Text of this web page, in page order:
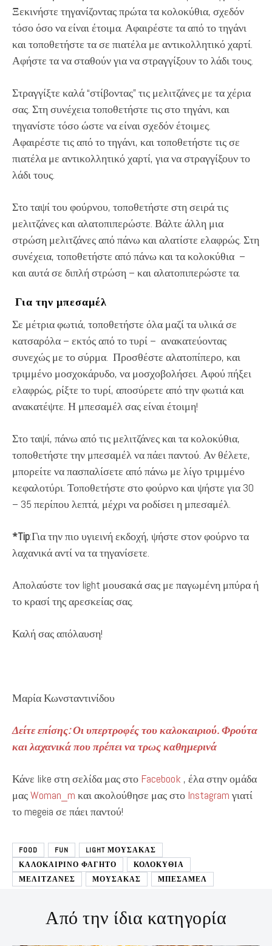
Ξεκινήστε τηγανίζοντας πρώτα τα κολοκύθια, σχεδόν
τόσο όσο να είναι έτοιμα. Αφαιρέστε τα από το τηγάνι
και τοποθετήστε τα σε πιατέλα με αντικολλητικό χαρτί.
Αφήστε τα να σταθούν για να στραγγίξουν το λάδι τους.
Στραγγίξτε καλά “στίβοντας” τις μελιτζάνες με τα χέρια
σας. Στη συνέχεια τοποθετήστε τις στο τηγάνι, και
τηγανίστε τόσο ώστε να είναι σχεδόν έτοιμες.
Αφαιρέστε τις από το τηγάνι, και τοποθετήστε τις σε
πιατέλα με αντικολλητικό χαρτί, για να στραγγίξουν το
λάδι τους.
Στο ταψί του φούρνου, τοποθετήστε στη σειρά τις
μελιτζάνες και αλατοπιπερώστε. Βάλτε άλλη μια
στρώση μελιτζάνες από πάνω και αλατίστε ελαφρώς. Στη
συνέχεια, τοποθετήστε από πάνω και τα κολοκύθια –
και αυτά σε διπλή στρώση – και αλατοπιπερώστε τα.
Για την μπεσαμέλ
Σε μέτρια φωτιά, τοποθετήστε όλα μαζί τα υλικά σε
κατσαρόλα – εκτός από το τυρί – ανακατεύοντας
συνεχώς με το σύρμα. Προσθέστε αλατοπίπερο, και
τριμμένο μοσχοκάρυδο, να μοσχοβολήσει. Αφού πήξει
ελαφρώς, ρίξτε το τυρί, αποσύρετε από την φωτιά και
ανακατέψτε. Η μπεσαμέλ σας είναι έτοιμη!
Στο ταψί, πάνω από τις μελιτζάνες και τα κολοκύθια,
τοποθετήστε την μπεσαμέλ να πάει παντού. Αν θέλετε,
μπορείτε να πασπαλίσετε από πάνω με λίγο τριμμένο
κεφαλοτύρι. Τοποθετήστε στο φούρνο και ψήστε για 30
– 35 περίπου λεπτά, μέχρι να ροδίσει η μπεσαμέλ.
*Tip:Για την πιο υγιεινή εκδοχή, ψήστε στον φούρνο τα
λαχανικά αντί να τα τηγανίσετε.
Απολαύστε τον light μουσακά σας με παγωμένη μπύρα ή
το κρασί της αρεσκείας σας.
Καλή σας απόλαυση!
Μαρία Κωνσταντινίδου
Δείτε επίσης: Οι υπερτροφές του καλοκαιριού. Φρούτα
και λαχανικά που πρέπει να τρως καθημερινά
Κάνε like στη σελίδα μας στο Facebook , έλα στην ομάδα
μαςWoman_m και ακολούθησε μας στο Instagram γιατί
το megeia σε πάει παντού!
FOOD FUN
LIGHT ΜΟΥΣΑΚΑΣ
ΚΑΛΟΚΑΙΡΙΝΟ ΦΑΓΗΤΟ
ΚΟΛΟΚΥΘΙΑ
ΜΕΛΙΤΖΑΝΕΣ
ΜΟΥΣΑΚΑΣ ΜΠΕΣΑΜΕΛ
Από την ίδια κατηγορία